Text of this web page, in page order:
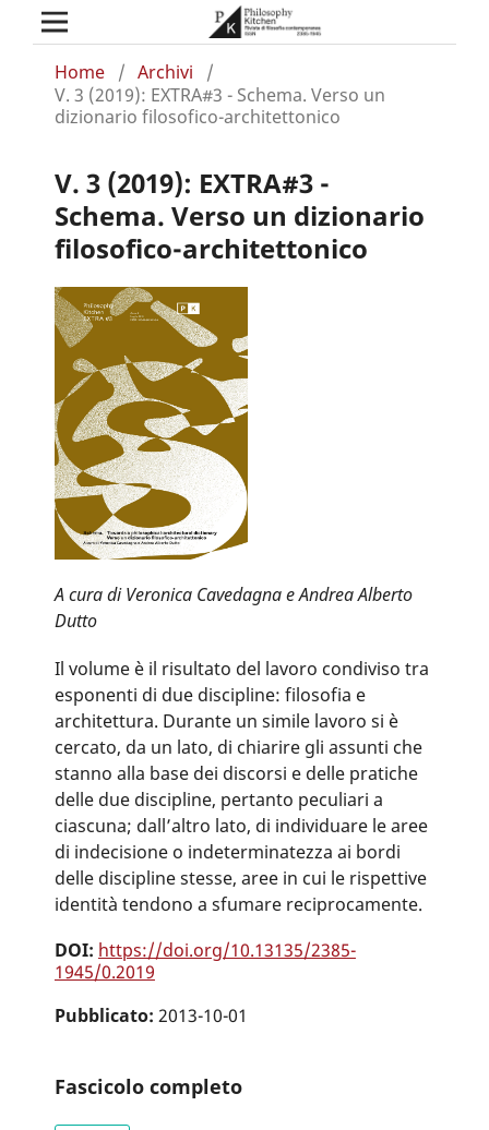
Home / Archivi
/
V. 3 (2019): EXTRA#3 - Schema. Verso un
dizionario filosofico-architettonico
V. 3 (2019): EXTRA#3 -
Schema. Verso un dizionario
filosofico-architettonico
A cura di Veronica Cavedagna e Andrea Alberto
Dutto
Il volume è il risultato del lavoro condiviso tra
esponenti di due discipline: filosofia e
architettura. Durante un simile lavoro si è
cercato, da un lato, di chiarire gli assunti che
stanno alla base dei discorsi e delle pratiche
delle due discipline, pertanto peculiari a
ciascuna; dall’altro lato, di individuare le aree
di indecisione o indeterminatezza ai bordi
delle discipline stesse, aree in cui le rispettive
identità tendono a sfumare reciprocamente.
DOI: https://doi.org/10.13135/2385-
1945/0.2019
Pubblicato: 2013-10-01
Fascicolo completo